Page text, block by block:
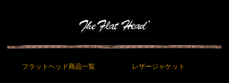
フラットヘッド商品一覧 レザージャケット